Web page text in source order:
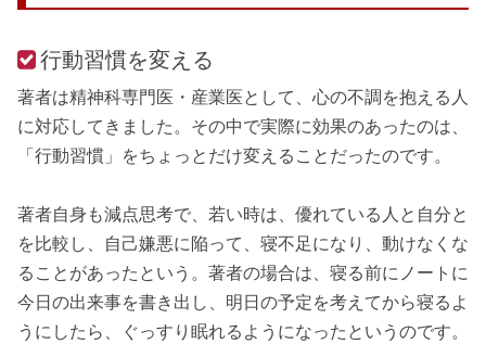
行動習慣を変える
著者は精神科専門医・産業医として、心の不調を抱える人
に対応してきました。その中で実際に効果のあったのは、
「行動習慣」をちょっとだけ変えることだったのです。
著者自身も減点思考で、若い時は、優れている人と自分と
を比較し、自己嫌悪に陥って、寝不足になり、動けなくな
ることがあったという。著者の場合は、寝る前にノートに
今日の出来事を書き出し、明日の予定を考えてから寝るよ
うにしたら、ぐっすり眠れるようになったというのです。